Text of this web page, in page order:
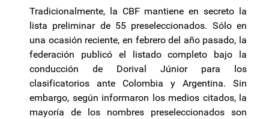
Tradicionalmente, la CBF mantiene en secreto la
lista preliminar de 55 preseleccionados. Sólo en
una ocasión reciente, en febrero del año pasado, la
federación publicó el listado completo bajo la
conducción de Dorival Júnior para los
clasificatorios ante Colombia y Argentina. Sin
embargo, según informaron los medios citados, la
mayoría de los nombres preseleccionados son